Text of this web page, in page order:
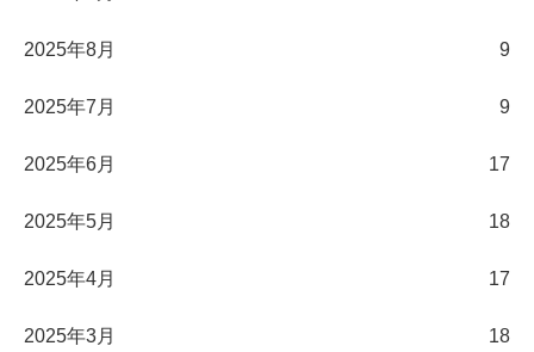
2025年8月 9
2025年7月 9
2025年6月 17
2025年5月 18
2025年4月 17
2025年3月 18